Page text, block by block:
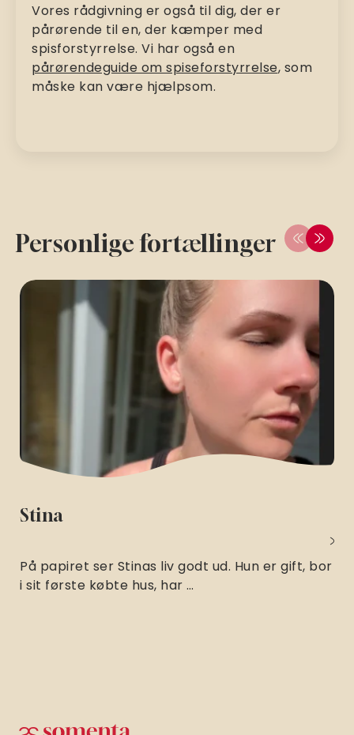
Vores rådgivning er også til dig, der er
pårørende til en, der kæmper med
spisforstyrrelse. Vi har også en
pårørendeguide om spiseforstyrrelse, som
måske kan være hjælpsom.
Personlige fortællinger
Stina
På papiret ser Stinas liv godt ud. Hun er gift, bor
i sit første købte hus, har …